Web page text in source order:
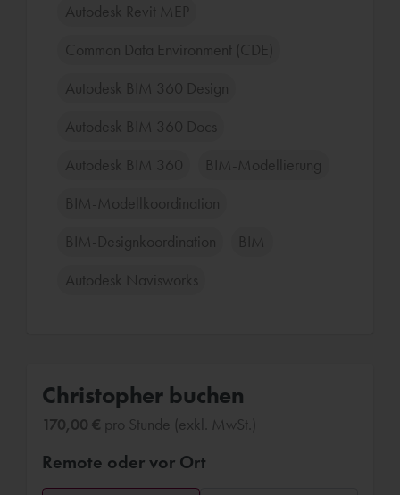
Autodesk Revit MEP
Common Data Environment (CDE)
Autodesk BIM 360 Design
Autodesk BIM 360 Docs
Autodesk BIM 360 BIM-Modellierung
BIM-Modellkoordination
BIM-Designkoordination BIM
Autodesk Navisworks
Christopher buchen
170,00 € pro Stunde (exkl. MwSt.)
Remote oder vor Ort